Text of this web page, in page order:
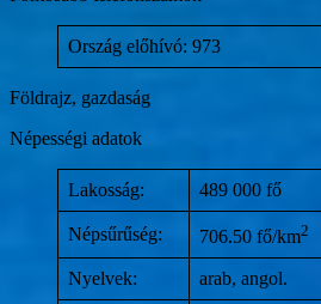
Ország előhívó: 973
Földrajz, gazdaság
Népességi adatok
Lakosság: 489 000 fő
Népsűrűség: 706.50 fő/km2
Nyelvek: arab, angol.